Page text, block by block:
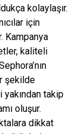
kolaylaşır.
için
Kampanya
kaliteli
şekilde
yakından takip
oluşur.
dikkat